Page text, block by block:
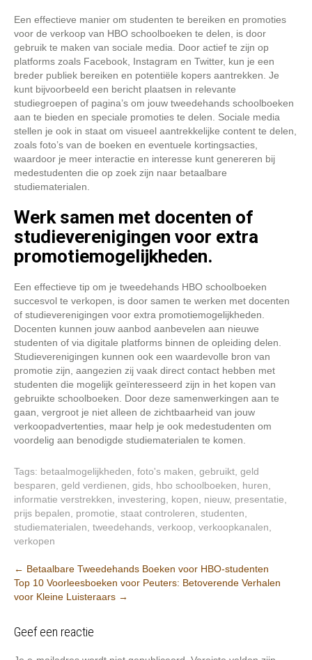
Een effectieve manier om studenten te bereiken en promoties
voor de verkoop van HBO schoolboeken te delen, is door
gebruik te maken van sociale media. Door actief te zijn op
platforms zoals Facebook, Instagram en Twitter, kun je een
breder publiek bereiken en potentiële kopers aantrekken. Je
kunt bijvoorbeeld een bericht plaatsen in relevante
studiegroepen of pagina’s om jouw tweedehands schoolboeken
aan te bieden en speciale promoties te delen. Sociale media
stellen je ook in staat om visueel aantrekkelijke content te delen,
zoals foto’s van de boeken en eventuele kortingsacties,
waardoor je meer interactie en interesse kunt genereren bij
medestudenten die op zoek zijn naar betaalbare
studiematerialen.
Werk samen met docenten of
studieverenigingen voor extra
promotiemogelijkheden.
Een effectieve tip om je tweedehands HBO schoolboeken
succesvol te verkopen, is door samen te werken met docenten
of studieverenigingen voor extra promotiemogelijkheden.
Docenten kunnen jouw aanbod aanbevelen aan nieuwe
studenten of via digitale platforms binnen de opleiding delen.
Studieverenigingen kunnen ook een waardevolle bron van
promotie zijn, aangezien zij vaak direct contact hebben met
studenten die mogelijk geïnteresseerd zijn in het kopen van
gebruikte schoolboeken. Door deze samenwerkingen aan te
gaan, vergroot je niet alleen de zichtbaarheid van jouw
verkoopadvertenties, maar help je ook medestudenten om
voordelig aan benodigde studiematerialen te komen.
Tags: betaalmogelijkheden foto's maken gebruikt geld
besparen geld verdienen gids hbo schoolboeken huren
informatie verstrekken
investering kopen nieuw, presentatie
prijs bepalen
promotie staat controleren studenten
studiematerialen tweedehands verkoop verkoopkanalen
verkopen
Post
navigation
← Betaalbare Tweedehands Boeken voor HBO-studenten
Top 10 Voorleesboeken voor Peuters: Betoverende Verhalen
voor Kleine Luisteraars →
Geef een reactie